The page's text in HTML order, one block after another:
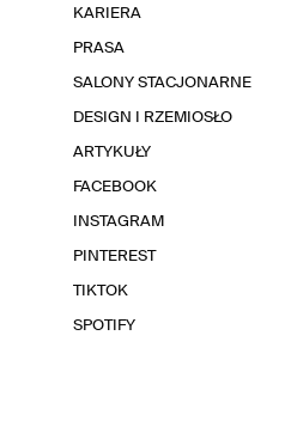
KARIERA
PRASA
SALONY STACJONARNE
DESIGN I RZEMIOSŁO
ARTYKUŁY
FACEBOOK
INSTAGRAM
PINTEREST
TIKTOK
SPOTIFY